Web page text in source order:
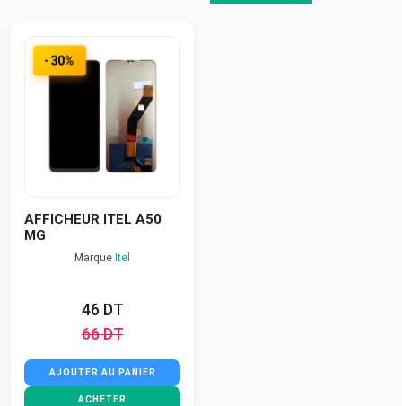
-30%
AFFICHEUR ITEL A50
MG
Marque Itel
46 DT
66 DT
AJOUTER AU PANIER
ACHETER